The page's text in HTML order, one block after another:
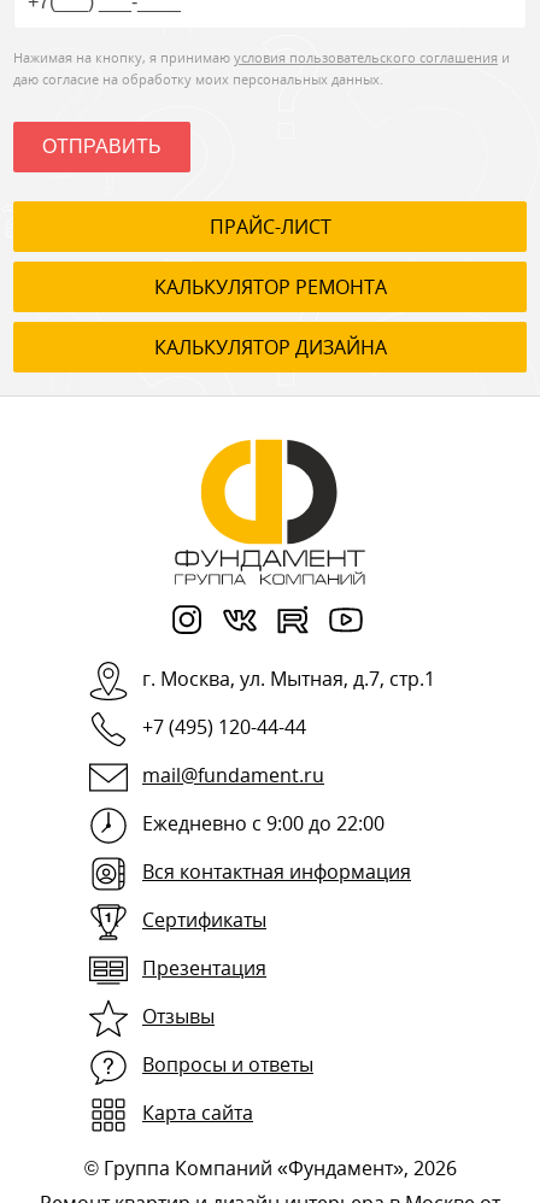
Нажимая на кнопку, я принимаю условия пользовательского соглашения и
даю согласие на обработку моих персональных данных.
ОТПРАВИТЬ
ПРАЙС-ЛИСТ
КАЛЬКУЛЯТОР РЕМОНТА
КАЛЬКУЛЯТОР ДИЗАЙНА
г. Москва, ул. Мытная, д.7, стр.1
+7 (495) 120-44-44
mail@fundament.ru
Ежедневно с 9:00 до 22:00
Вся контактная информация
Сертификаты
Презентация
Отзывы
Вопросы и ответы
Карта сайта
© Группа Компаний «Фундамент», 2026